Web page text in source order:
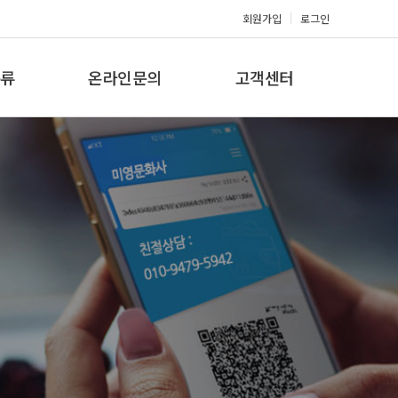
회원가입 로그인
온라인문의
견적문의
고객센터
공지사항
갤러리